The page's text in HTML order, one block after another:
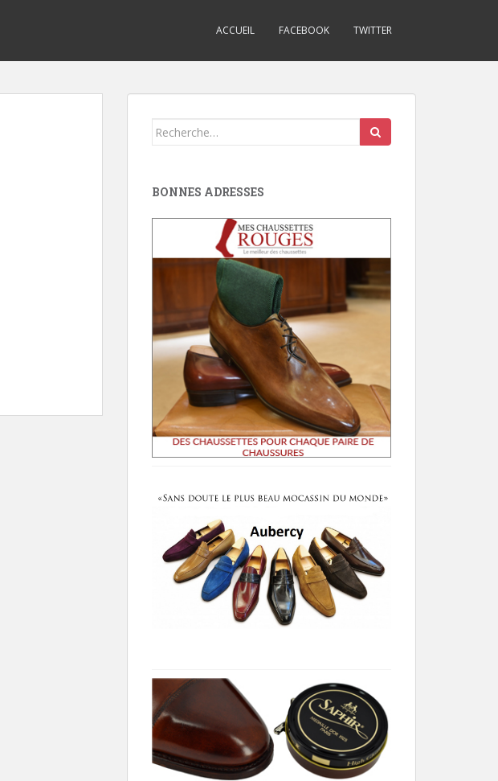
ACCUEIL FACEBOOK TWITTER
Search
BONNES ADRESSES